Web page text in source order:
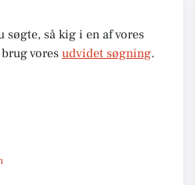
søgte, så kig i en af vores
vores udvidet søgning.